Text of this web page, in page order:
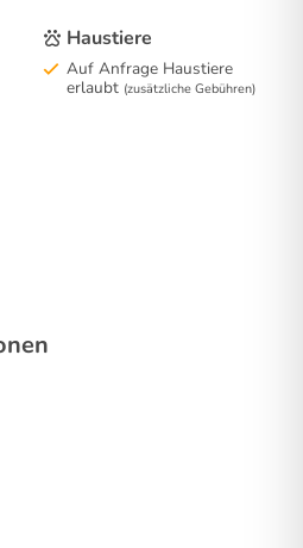
Haustiere
Auf Anfrage Haustiere
erlaubt (zusätzliche Gebühren)